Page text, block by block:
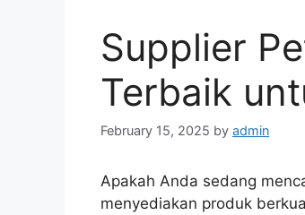
Supplier
Terbaik
February 15, 2025 by admin
Apakah Anda sedang
menyediakan produk